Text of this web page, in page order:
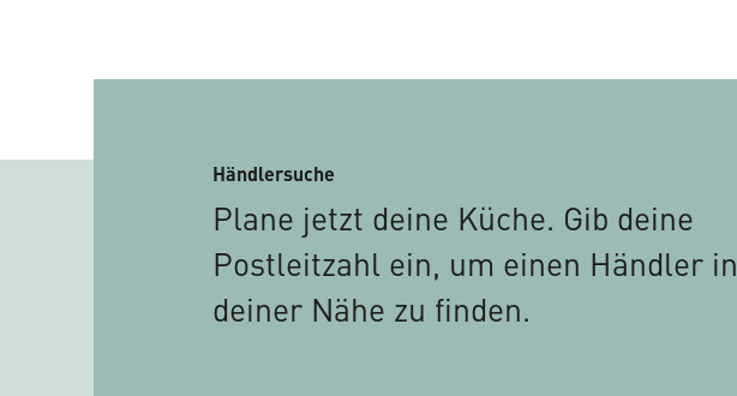
Händlersuche
Plane jetzt deine Küche. Gib deine
Postleitzahl ein, um einen Händler in
deiner Nähe zu finden.